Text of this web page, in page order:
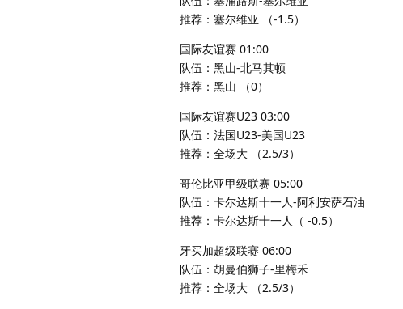
推荐：塞尔维亚 （-1.5）
国际友谊赛 01:00
队伍：黑山-北马其顿
推荐：黑山 （0）
国际友谊赛U23 03:00
队伍：法国U23-美国U23
推荐：全场大 （2.5/3）
哥伦比亚甲级联赛 05:00
队伍：卡尔达斯十一人-阿利安萨石油
推荐：卡尔达斯十一人（ -0.5）
牙买加超级联赛 06:00
队伍：胡曼伯狮子-里梅禾
推荐：全场大 （2.5/3）